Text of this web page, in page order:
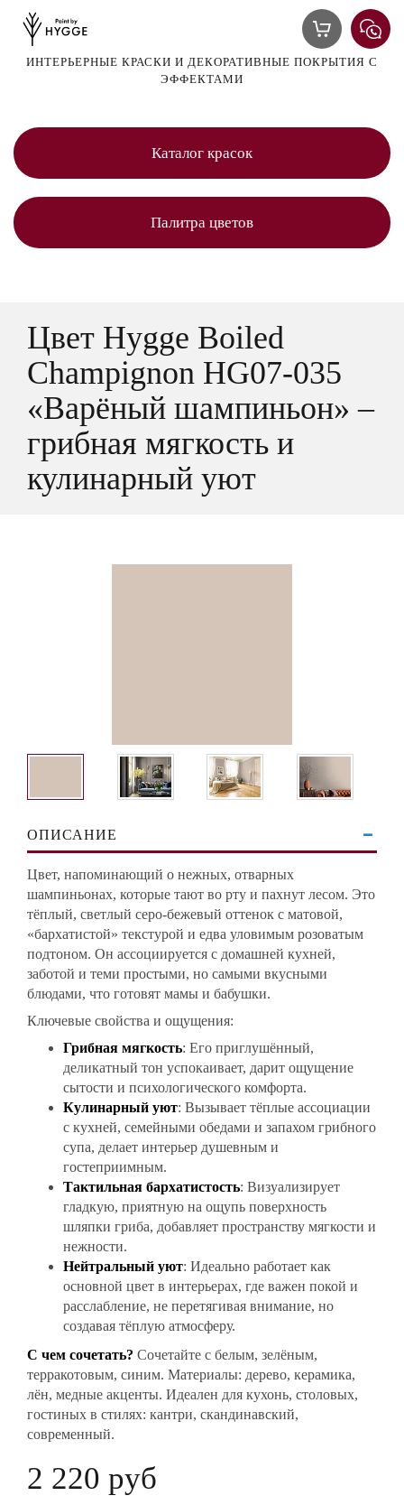
ИНТЕРЬЕРНЫЕ КРАСКИ И ДЕКОРАТИВНЫЕ ПОКРЫТИЯ С
ЭФФЕКТАМИ
Каталог красок
Палитра цветов
Цвет Hygge Boiled
Champignon HG07-035
«Варёный шампиньон» –
грибная мягкость и
кулинарный уют
ОПИСАНИЕ
Цвет, напоминающий о нежных, отварных
шампиньонах, которые тают во рту и пахнут лесом. Это
тёплый, светлый серо-бежевый оттенок с матовой,
«бархатистой» текстурой и едва уловимым розоватым
подтоном. Он ассоциируется с домашней кухней,
заботой и теми простыми, но самыми вкусными
блюдами, что готовят мамы и бабушки.
Ключевые свойства и ощущения:
Грибная мягкость: Его приглушённый,
деликатный тон успокаивает, дарит ощущение
сытости и психологического комфорта.
Кулинарный уют: Вызывает тёплые ассоциации
с кухней, семейными обедами и запахом грибного
супа, делает интерьер душевным и
гостеприимным.
Тактильная бархатистость: Визуализирует
гладкую, приятную на ощупь поверхность
шляпки гриба, добавляет пространству мягкости и
нежности.
Нейтральный уют: Идеально работает как
основной цвет в интерьерах, где важен покой и
расслабление, не перетягивая внимание, но
создавая тёплую атмосферу.
С чем сочетать? Сочетайте с белым, зелёным,
терракотовым, синим. Материалы: дерево, керамика,
лён, медные акценты. Идеален для кухонь, столовых,
гостиных в стилях: кантри, скандинавский,
современный.
2 220 руб